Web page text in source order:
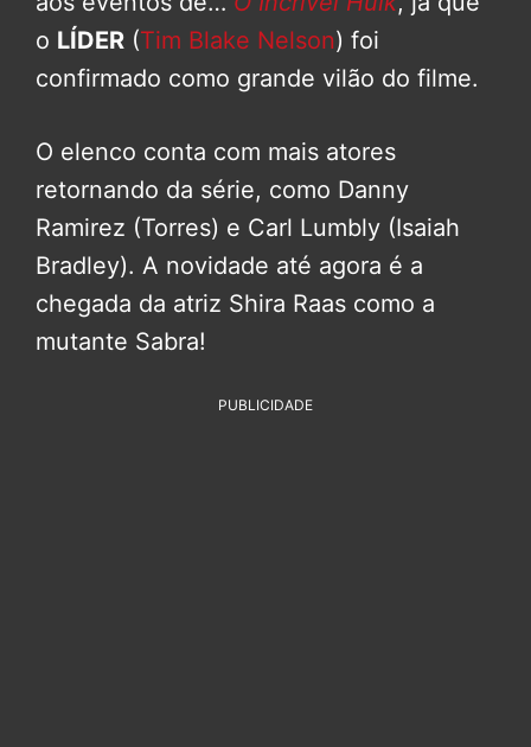
o LÍDER (Tim Blake Nelson) foi
confirmado como grande vilão do filme.
O elenco conta com mais atores
retornando da série, como Danny
Ramirez (Torres) e Carl Lumbly (Isaiah
Bradley). A novidade até agora é a
chegada da atriz Shira Raas como a
mutante Sabra!
PUBLICIDADE